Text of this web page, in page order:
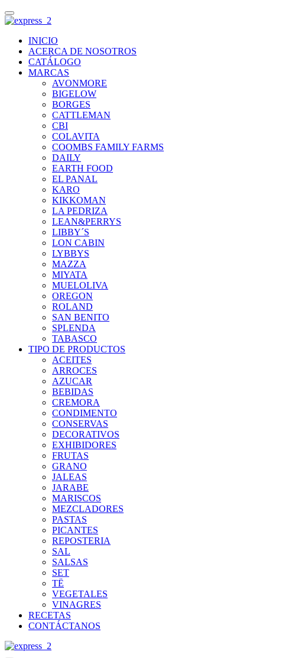
INICIO
ACERCA DE NOSOTROS
CATÁLOGO
MARCAS
AVONMORE
BIGELOW
BORGES
CATTLEMAN
CBI
COLAVITA
COOMBS FAMILY FARMS
DAILY
EARTH FOOD
EL PANAL
KARO
KIKKOMAN
LA PEDRIZA
LEAN&PERRYS
LIBBY´S
LON CABIN
LYBBYS
MAZZA
MIYATA
MUELOLIVA
OREGON
ROLAND
SAN BENITO
SPLENDA
TABASCO
TIPO DE PRODUCTOS
ACEITES
ARROCES
AZUCAR
BEBIDAS
CREMORA
CONDIMENTO
CONSERVAS
DECORATIVOS
EXHIBIDORES
FRUTAS
GRANO
JALEAS
JARABE
MARISCOS
MEZCLADORES
PASTAS
PICANTES
REPOSTERIA
SAL
SALSAS
SET
TË
VEGETALES
VINAGRES
RECETAS
CONTÁCTANOS